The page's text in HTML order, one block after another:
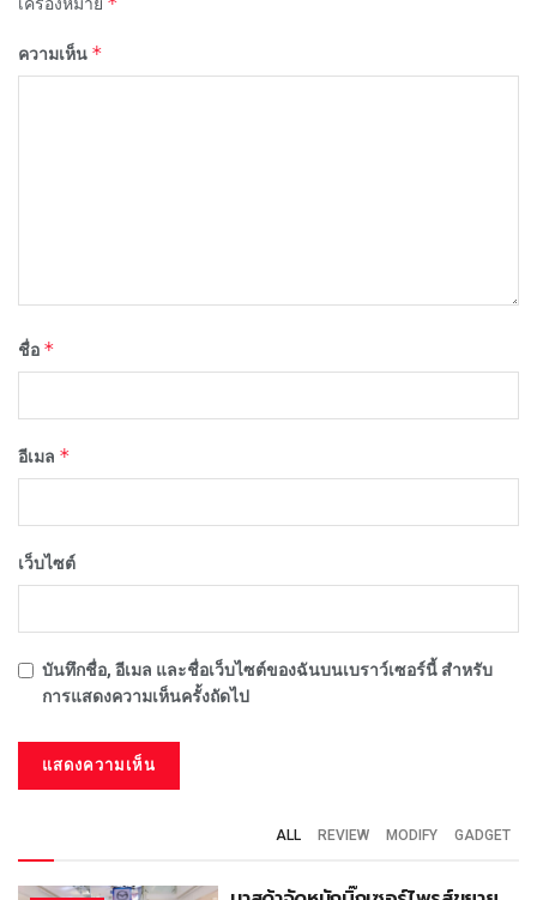
ความเห็น *
ชื่อ *
อีเมล *
เว็บไซต์
บันทึกชื่อ, อีเมล และชื่อเว็บไซต์ของฉันบนเบราว์เซอร์นี้ สำหรับ
การแสดงความเห็นครั้งถัดไป
ALL REVIEW MODIFY GADGET